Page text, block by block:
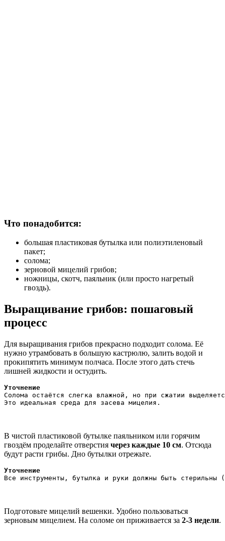
Что понадобится:
большая пластиковая бутылка или полиэтиленовый
пакет;
солома;
зерновой мицелий грибов;
ножницы, скотч, паяльник (или просто нагретый
гвоздь).
Выращивание грибов: пошаговый
процесс
Для выращивания грибов прекрасно подходит солома. Её
нужно утрамбовать в большую кастрюлю, залить водой и
прокипятить минимум полчаса. После этого дать стечь
лишней жидкости и остудить.
Уточнение
Солома остаётся слегка влажной, но при сжатии
Это идеальная среда для засева мицелия.
В чистой пластиковой бутылке паяльником или горячим
гвоздём проделайте отверстия через каждые 10 см. Отсюда
будут расти грибы. Дно бутылки отрежьте.
Уточнение
Все инструменты, бутылка и руки должны быть
Подготовьте мицелий вешенки. Удобно пользоваться
зерновым мицелием. На соломе он приживается за 2-3 недели.